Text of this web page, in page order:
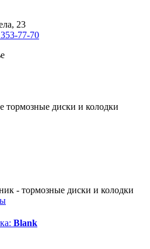
23
77-70
тормозные диски и колодки
- тормозные диски и колодки
Blank